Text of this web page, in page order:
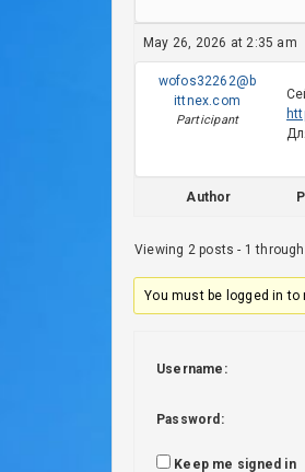
May 26, 2026 at 2:35 am
wofos32262@b
ittnex.com
Participant
Author
Viewing 2 posts - 1
You must be logged in to
Username:
Password:
Keep me signed in